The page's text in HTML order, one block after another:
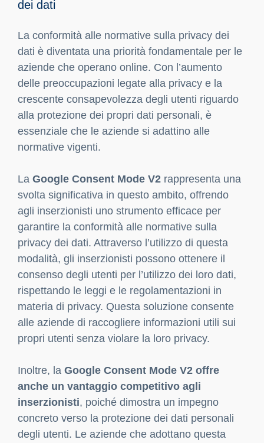
dei dati
La conformità alle normative sulla privacy dei
dati è diventata una priorità fondamentale per le
aziende che operano online. Con l’aumento
delle preoccupazioni legate alla privacy e la
crescente consapevolezza degli utenti riguardo
alla protezione dei propri dati personali, è
essenziale che le aziende si adattino alle
normative vigenti.
La Google Consent Mode V2 rappresenta una
svolta significativa in questo ambito, offrendo
agli inserzionisti uno strumento efficace per
garantire la conformità alle normative sulla
privacy dei dati. Attraverso l’utilizzo di questa
modalità, gli inserzionisti possono ottenere il
consenso degli utenti per l’utilizzo dei loro dati,
rispettando le leggi e le regolamentazioni in
materia di privacy. Questa soluzione consente
alle aziende di raccogliere informazioni utili sui
propri utenti senza violare la loro privacy.
Inoltre, la Google Consent Mode V2 offre
anche un vantaggio competitivo agli
inserzionisti, poiché dimostra un impegno
concreto verso la protezione dei dati personali
degli utenti. Le aziende che adottano questa